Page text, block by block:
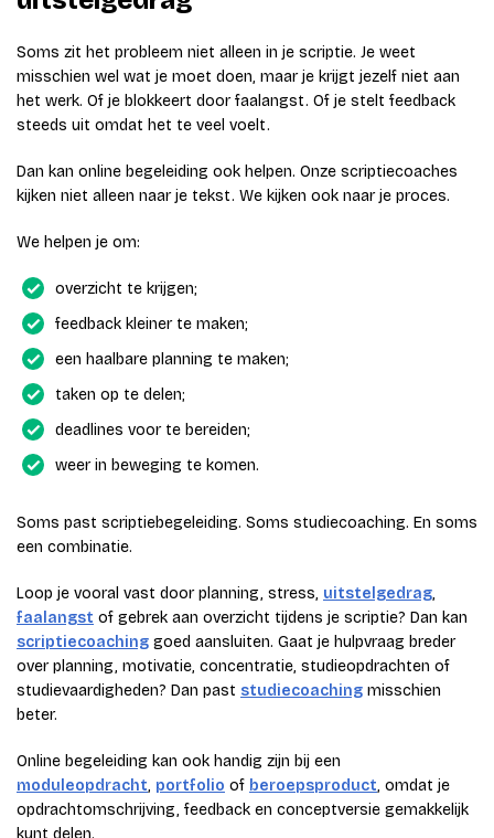
Soms zit het probleem niet alleen in je scriptie. Je weet
misschien wel wat je moet doen, maar je krijgt jezelf niet aan
het werk. Of je blokkeert door faalangst. Of je stelt feedback
steeds uit omdat het te veel voelt.
Dan kan online begeleiding ook helpen. Onze scriptiecoaches
kijken niet alleen naar je tekst. We kijken ook naar je proces.
We helpen je om:
overzicht te krijgen;
feedback kleiner te maken;
een haalbare planning te maken;
taken op te delen;
deadlines voor te bereiden;
weer in beweging te komen.
Soms past scriptiebegeleiding. Soms studiecoaching. En soms
een combinatie.
Loop je vooral vast door planning, stress, uitstelgedrag,
faalangst of gebrek aan overzicht tijdens je scriptie? Dan kan
scriptiecoaching goed aansluiten. Gaat je hulpvraag breder
over planning, motivatie, concentratie, studieopdrachten of
studievaardigheden? Dan past studiecoaching misschien
beter.
Online begeleiding kan ook handig zijn bij een
moduleopdracht, portfolio of beroepsproduct, omdat je
opdrachtomschrijving, feedback en conceptversie gemakkelijk
kunt delen.